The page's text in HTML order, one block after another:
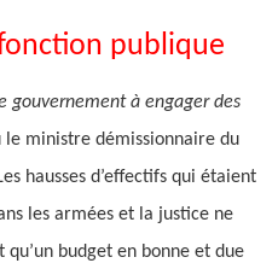
publique
gouvernement à engager des
le ministre démissionnaire du
hausses d’effectifs qui étaient
les armées et la justice ne
budget en bonne et due